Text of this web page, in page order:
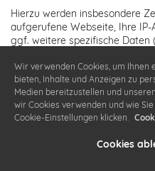
Hierzu werden insbesondere
aufgerufene Webseite, Ihre
ggf. weitere spezifische Daten
Übersicht über die
https://
api/conversions-api/parameters
Die Nutzung dieses Dienstes
Einwilligung nach Art. 6 Abs. 1
TTDSG. Die Einwilligung ist
Wir verwenden Cookies, um Ihnen
bieten, Inhalte und Anzeigen zu
Medien bereitzustellen und
wir Cookies verwenden und wie
Cookie-Einstellungen klicken.
Cookies